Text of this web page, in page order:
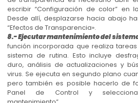
escribir “Configuración de color” en
Desde allí, desplazarse hacia abajo
“Efectos de Transparencia».
8.- Ejecutar mantenimiento del
función incorporada que realiza
sistema de rutina. Esto incluye
duro, análisis de actualizaciones y
virus. Se ejecuta en segundo plano
pero también es posible hacerlo de
Panel de Control y